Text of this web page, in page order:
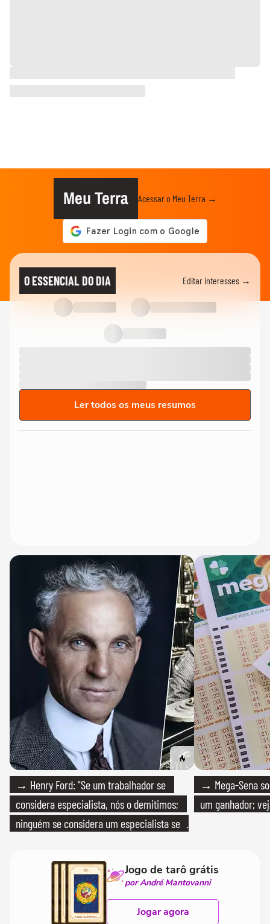
Meu Terra Acessar o Meu Terra →
O ESSENCIAL DO DIA Editar interesses →
Ler todos os meus resumos
→ Henry Ford: "Se um trabalhador se
considera especialista, nós o demitimos;
ninguém se considera um especialista se
→ Mega-Sena
um ganhador;
Jogo de tarô grátis
por André Mantovanni
Jogar agora